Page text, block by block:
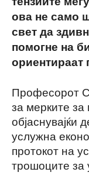
ова не само
свет да
помогне на
ориентираат
Професорот
за мерките
објаснувајќи
услужна
протокот на
трошоците за